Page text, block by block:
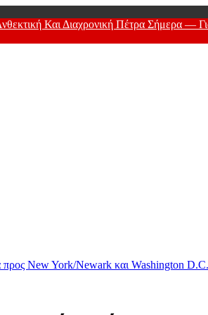
Και Διαχρονική Πέτρα Σήμερα —
προς New York/Newark και Washington D.C.